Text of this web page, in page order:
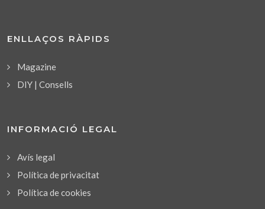
ENLLAÇOS RÀPIDS
Magazine
DIY | Consells
INFORMACIÓ LEGAL
Avís legal
Política de privacitat
Política de cookies